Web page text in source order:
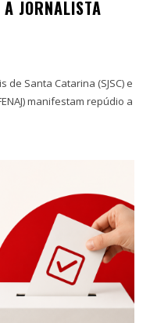
JORNALISTA
Santa Catarina (SJSC) e
manifestam repúdio a